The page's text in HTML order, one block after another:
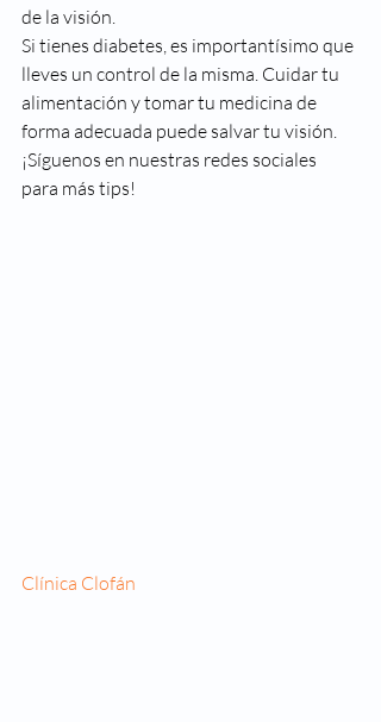
de la visión.
Si tienes diabetes, es importantísimo que
lleves un control de la misma. Cuidar tu
alimentación y tomar tu medicina de
forma adecuada puede salvar tu visión.
¡Síguenos en nuestras redes sociales
para más tips!
Clínica Clofán